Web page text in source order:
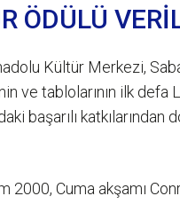
ÖDÜLÜ
Kültür Merkezi,
ve tablolarının ilk
başarılı
2000, Cuma akşamı